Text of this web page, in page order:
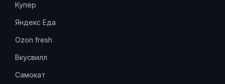
Купер
Яндекс Еда
Ozon fresh
Вкусвилл
Самокат